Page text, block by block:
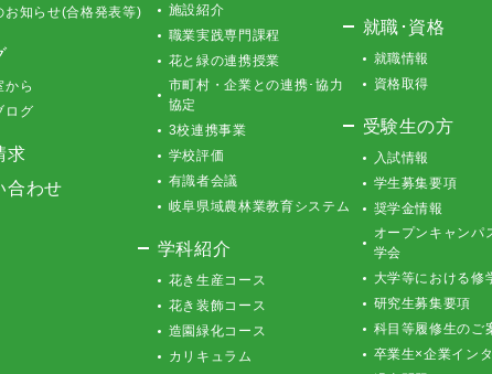
お知らせ(合格発表等)
から
ログ
求
合わせ
施設紹介
職業実践専門課程
花と緑の連携授業
市町村・企業との連携･協力
協定
3校連携事業
学校評価
有識者会議
岐阜県域農林業教育システム
学科紹介
花き生産コース
花き装飾コース
造園緑化コース
カリキュラム
就職･資格
就職情報
資格取得
受験生の方
入試情報
学生募集要項
奨学金情報
オープンキャンパ
学会
大学等における修
研究生募集要項
科目等履修生のご
卒業生×企業イン